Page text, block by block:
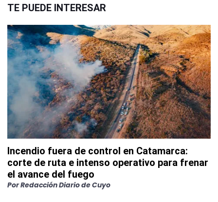
TE PUEDE INTERESAR
Incendio fuera de control en Catamarca:
corte de ruta e intenso operativo para frenar
el avance del fuego
PorRedacción Diario de Cuyo